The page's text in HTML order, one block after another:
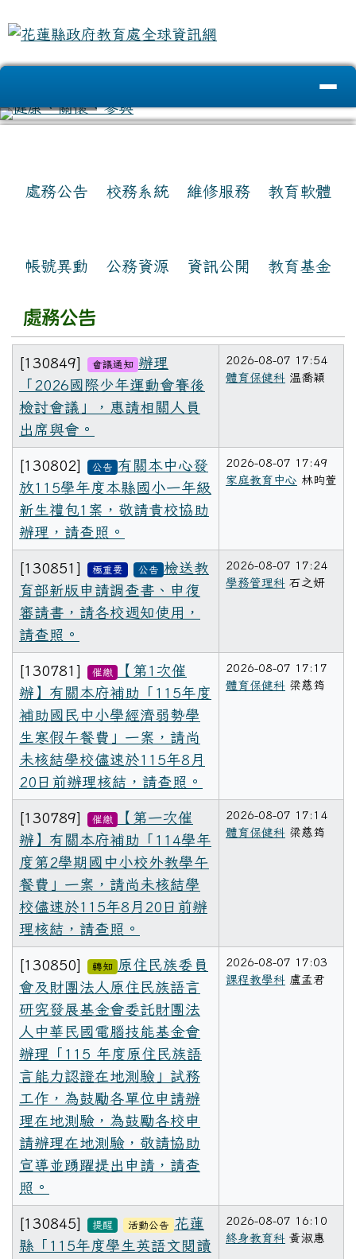
跳至主內容區
花蓮縣政府教育處全球資訊網
導覽列
處務公告 校務系統 維修服務 教育軟體
帳號異動 公務資源 資訊公開 教育基金
處務公告
[130849] 會議通知 辦理
「2026國際少年運動會賽後
檢討會議」，惠請相關人員
出席與會。
2026-08-07 17:54
體育保健科 温喬穎
[130802] 公告
有關本中心發
放115學年度本縣國小一年級
新生禮包1案，敬請貴校協助
辦理，請查照。
2026-08-07 17:49
家庭教育中心 林昀萱
[130851] 極重要 公告 檢送教
育部新版申請調查書、申復
審請書，請各校週知使用，
請查照。
2026-08-07 17:24
學務管理科 石之妍
[130781] 催繳
【第1次催
辦】有關本府補助「115年度
補助國民中小學經濟弱勢學
生寒假午餐費」一案，請尚
未核結學校儘速於115年8月
20日前辦理核結，請查照。
2026-08-07 17:17
體育保健科 梁慈筠
[130789] 催繳
【第一次催
辦】有關本府補助「114學年
度第2學期國中小校外教學午
餐費」一案，請尚未核結學
校儘速於115年8月20日前辦
理核結，請查照。
2026-08-07 17:14
體育保健科 梁慈筠
[130850] 轉知
原住民族委員
會及財團法人原住民族語言
研究發展基金會委託財團法
人中華民國電腦技能基金會
辦理「115 年度原住民族語
言能力認證在地測驗」試務
工作，為鼓勵各單位申請辦
理在地測驗，為鼓勵各校申
請辦理在地測驗，敬請協助
宣導並踴躍提出申請，請查
照。
2026-08-07 17:03
課程教學科 盧孟君
[130845] 提醒 活動公告
花蓮
縣「115年度學生英語文閱讀
2026-08-07 16:10
終身教育科 黃淑惠